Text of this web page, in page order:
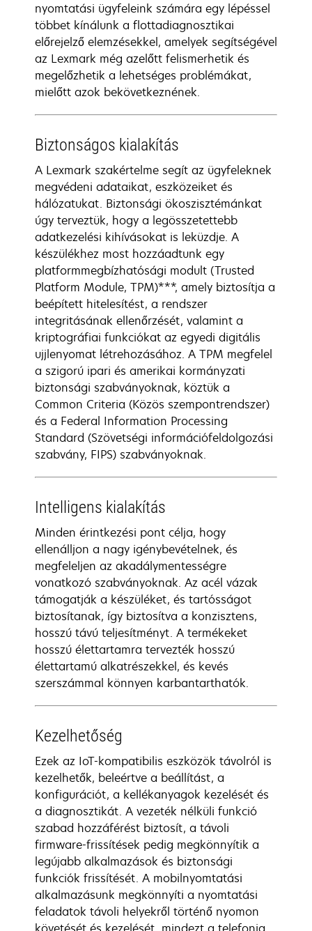
nyomtatási ügyfeleink számára egy lépéssel
többet kínálunk a flottadiagnosztikai
előrejelző elemzésekkel, amelyek segítségével
az Lexmark még azelőtt felismerhetik és
megelőzhetik a lehetséges problémákat,
mielőtt azok bekövetkeznének.
Biztonságos kialakítás
A Lexmark szakértelme segít az ügyfeleknek
megvédeni adataikat, eszközeiket és
hálózatukat. Biztonsági ökoszisztémánkat
úgy terveztük, hogy a legösszetettebb
adatkezelési kihívásokat is leküzdje. A
készülékhez most hozzáadtunk egy
platformmegbízhatósági modult (Trusted
Platform Module, TPM)***, amely biztosítja a
beépített hitelesítést, a rendszer
integritásának ellenőrzését, valamint a
kriptográfiai funkciókat az egyedi digitális
ujjlenyomat létrehozásához. A TPM megfelel
a szigorú ipari és amerikai kormányzati
biztonsági szabványoknak, köztük a
Common Criteria (Közös szempontrendszer)
és a Federal Information Processing
Standard (Szövetségi információfeldolgozási
szabvány, FIPS) szabványoknak.
Intelligens kialakítás
Minden érintkezési pont célja, hogy
ellenálljon a nagy igénybevételnek, és
megfeleljen az akadálymentességre
vonatkozó szabványoknak. Az acél vázak
támogatják a készüléket, és tartósságot
biztosítanak, így biztosítva a konzisztens,
hosszú távú teljesítményt. A termékeket
hosszú élettartamra tervezték hosszú
élettartamú alkatrészekkel, és kevés
szerszámmal könnyen karbantarthatók.
Kezelhetőség
Ezek az IoT-kompatibilis eszközök távolról is
kezelhetők, beleértve a beállítást, a
konfigurációt, a kellékanyagok kezelését és
a diagnosztikát. A vezeték nélküli funkció
szabad hozzáférést biztosít, a távoli
firmware-frissítések pedig megkönnyítik a
legújabb alkalmazások és biztonsági
funkciók frissítését. A mobilnyomtatási
alkalmazásunk megkönnyíti a nyomtatási
feladatok távoli helyekről történő nyomon